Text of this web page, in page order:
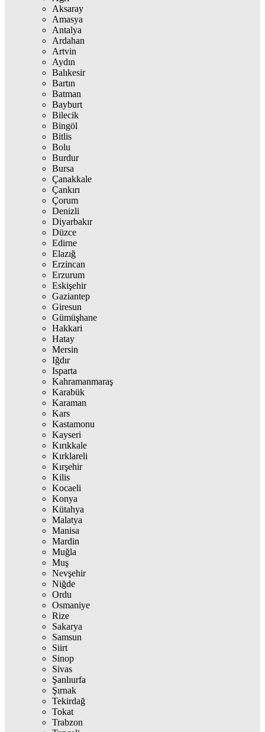
Aksaray
Amasya
Antalya
Ardahan
Artvin
Aydın
Balıkesir
Bartın
Batman
Bayburt
Bilecik
Bingöl
Bitlis
Bolu
Burdur
Bursa
Çanakkale
Çankırı
Çorum
Denizli
Diyarbakır
Düzce
Edirne
Elazığ
Erzincan
Erzurum
Eskişehir
Gaziantep
Giresun
Gümüşhane
Hakkari
Hatay
Mersin
Iğdır
Isparta
Kahramanmaraş
Karabük
Karaman
Kars
Kastamonu
Kayseri
Kırıkkale
Kırklareli
Kırşehir
Kilis
Kocaeli
Konya
Kütahya
Malatya
Manisa
Mardin
Muğla
Muş
Nevşehir
Niğde
Ordu
Osmaniye
Rize
Sakarya
Samsun
Siirt
Sinop
Sivas
Şanlıurfa
Şırnak
Tekirdağ
Tokat
Trabzon